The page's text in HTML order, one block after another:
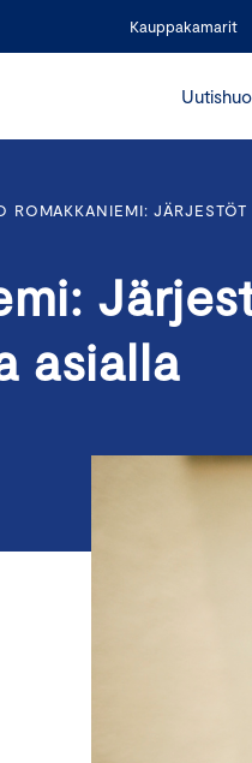
Kauppakamarit
ROMAKKANIEMI:
asialla